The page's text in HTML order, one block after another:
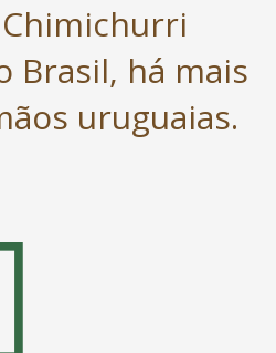
Brasil, há mais
uruguaias.